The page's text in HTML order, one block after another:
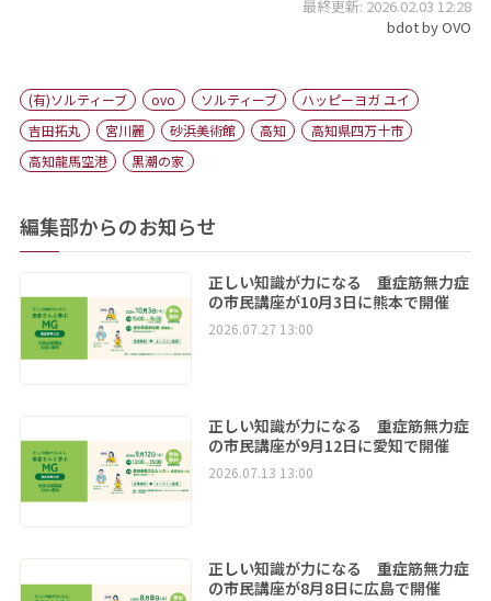
最終更新: 2026.02.03 12:28
bdot by OVO
(有)ソルティーブ ovo ソルティーブ
ハッピーヨガ ユイ
吉田拓丸
宮川麗 砂浜美術館 高知
高知県四万十市
高知龍馬空港
黒潮の家
編集部からのお知らせ
正しい知識が力になる 重症筋無力症
の市民講座が10月3日に熊本で開催
2026.07.27 13:00
正しい知識が力になる 重症筋無力症
の市民講座が9月12日に愛知で開催
2026.07.13 13:00
正しい知識が力になる 重症筋無力症
の市民講座が8月8日に広島で開催